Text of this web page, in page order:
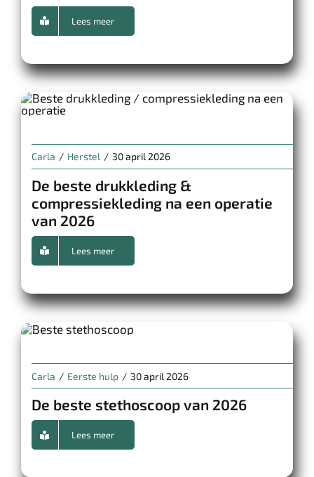
Lees meer
Carla / Herstel / 30 april 2026
De beste drukkleding &
compressiekleding na een operatie
van 2026
Lees meer
Carla / Eerste hulp / 30 april 2026
De beste stethoscoop van 2026
Lees meer